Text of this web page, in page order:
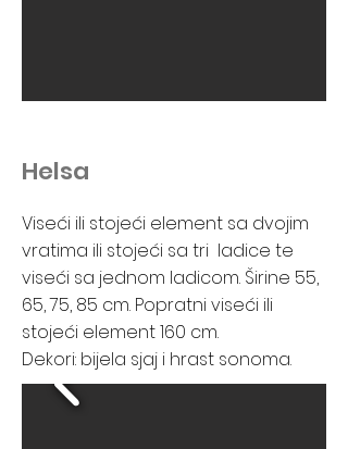
Helsa
Viseći ili stojeći element sa dvojim
vratima ili stojeći sa tri ladice te
viseći sa jednom ladicom. Širine 55,
65, 75, 85 cm. Popratni viseći ili
stojeći element 160 cm.
Dekori: bijela sjaj i hrast sonoma.